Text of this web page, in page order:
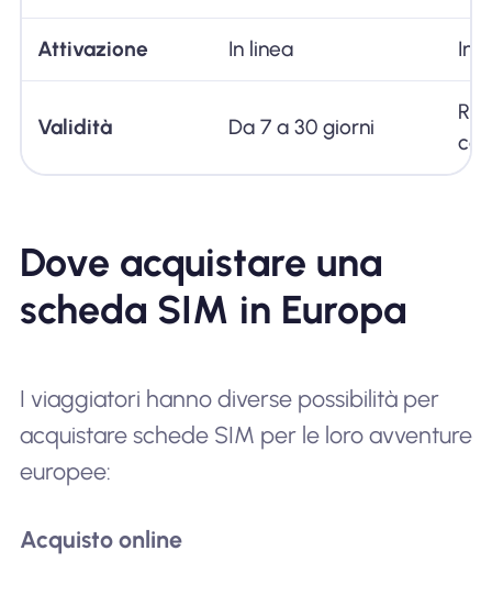
Attivazione In linea In
Validità Da 7 a 30 giorni
Dove acquistare una
scheda SIM in Europa
I viaggiatori hanno diverse possibilità per
acquistare schede SIM per le loro avventure
europee:
Acquisto online